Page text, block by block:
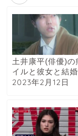
土井康平(俳優)
イルと彼女と結婚
2023年2月12日